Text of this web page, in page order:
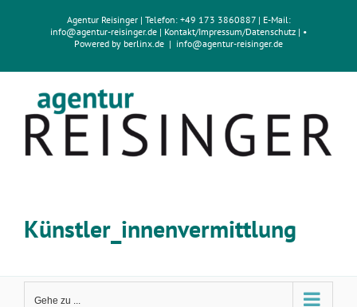
Agentur Reisinger| Telefon: +49 173 3860887 | E-Mail:
info@agentur-reisinger.de | Kontakt/Impressum/Datenschutz | •
Powered by berlinx.de | info@agentur-reisinger.de
Künstler_innenvermittlung
Gehe zu ...